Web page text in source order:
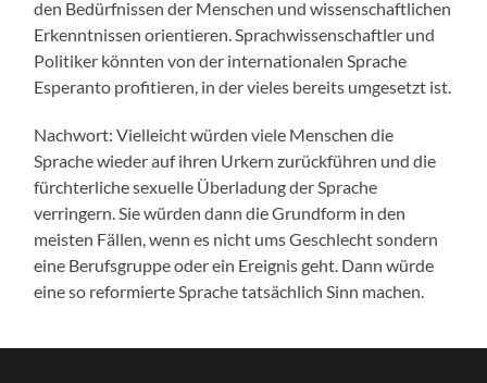
den Bedürfnissen der Menschen und wissenschaftlichen
Erkenntnissen orientieren. Sprachwissenschaftler und
Politiker könnten von der internationalen Sprache
Esperanto profitieren, in der vieles bereits umgesetzt ist.
Nachwort: Vielleicht würden viele Menschen die
Sprache wieder auf ihren Urkern zurückführen und die
fürchterliche sexuelle Überladung der Sprache
verringern. Sie würden dann die Grundform in den
meisten Fällen, wenn es nicht ums Geschlecht sondern
eine Berufsgruppe oder ein Ereignis geht. Dann würde
eine so reformierte Sprache tatsächlich Sinn machen.